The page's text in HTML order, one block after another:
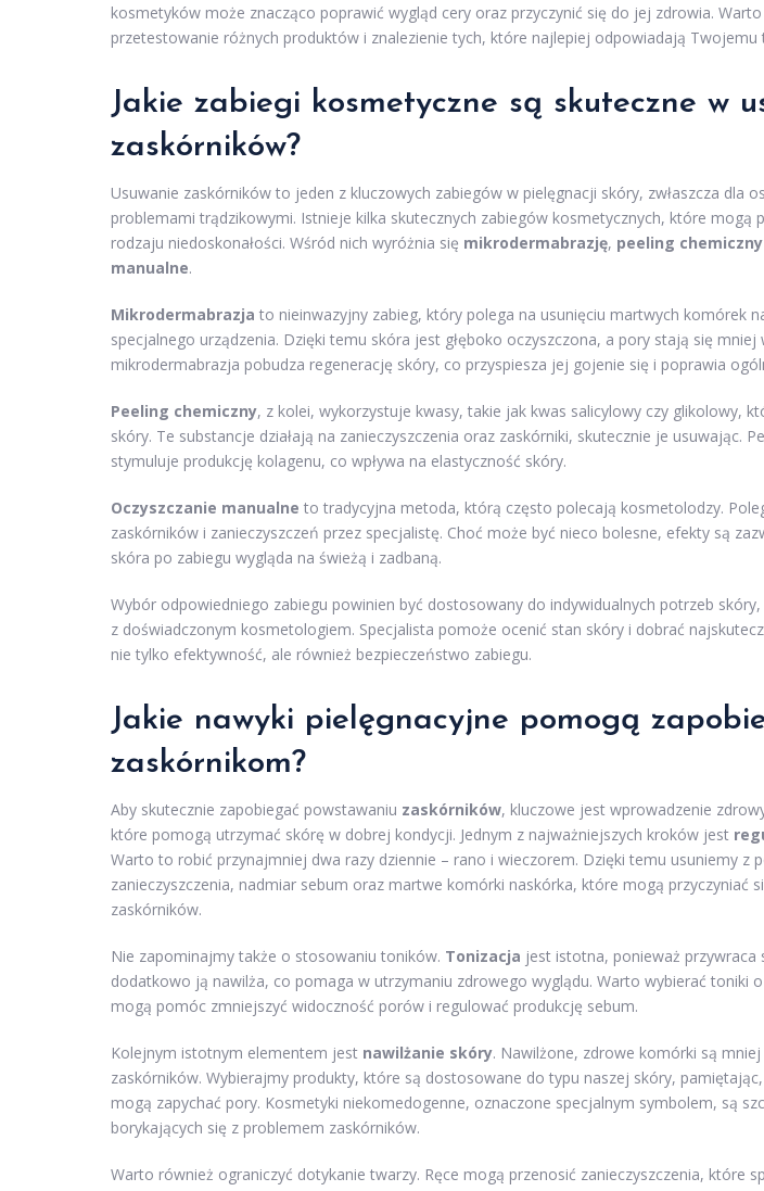
kosmetyków może znacząco poprawić wygląd cery oraz przyczynić się do jej zdrowia.
przetestowanie różnych produktów i znalezienie tych, które najlepiej odpowiadają Twojemu
Jakie zabiegi kosmetyczne są skuteczne w
zaskórników?
Usuwanie zaskórników to jeden z kluczowych zabiegów w pielęgnacji skóry, zwłaszcza dla
problemami trądzikowymi. Istnieje kilka skutecznych zabiegów kosmetycznych, które mogą
rodzaju niedoskonałości. Wśród nich wyróżnia się mikrodermabrazję, peeling chemiczny
manualne.
Mikrodermabrazja to nieinwazyjny zabieg, który polega na usunięciu martwych komórek
specjalnego urządzenia. Dzięki temu skóra jest głęboko oczyszczona, a pory stają się
mikrodermabrazja pobudza regenerację skóry, co przyspiesza jej gojenie się i poprawia
Peeling chemiczny, z kolei, wykorzystuje kwasy, takie jak kwas salicylowy czy glikolowy,
skóry. Te substancje działają na zanieczyszczenia oraz zaskórniki, skutecznie je usuwając.
stymuluje produkcję kolagenu, co wpływa na elastyczność skóry.
Oczyszczanie manualne to tradycyjna metoda, którą często polecają kosmetolodzy.
zaskórników i zanieczyszczeń przez specjalistę. Choć może być nieco bolesne, efekty są
skóra po zabiegu wygląda na świeżą i zadbaną.
Wybór odpowiedniego zabiegu powinien być dostosowany do indywidualnych potrzeb
z doświadczonym kosmetologiem. Specjalista pomoże ocenić stan skóry i dobrać
nie tylko efektywność, ale również bezpieczeństwo zabiegu.
Jakie nawyki pielęgnacyjne pomogą
zaskórnikom?
Aby skutecznie zapobiegać powstawaniu zaskórników, kluczowe jest wprowadzenie
które pomogą utrzymać skórę w dobrej kondycji. Jednym z najważniejszych kroków jest
Warto to robić przynajmniej dwa razy dziennie – rano i wieczorem. Dzięki temu usuniemy z
zanieczyszczenia, nadmiar sebum oraz martwe komórki naskórka, które mogą przyczyniać
zaskórników.
Nie zapominajmy także o stosowaniu toników. Tonizacja jest istotna, ponieważ
dodatkowo ją nawilża, co pomaga w utrzymaniu zdrowego wyglądu. Warto wybierać toniki
mogą pomóc zmniejszyć widoczność porów i regulować produkcję sebum.
Kolejnym istotnym elementem jest nawilżanie skóry. Nawilżone, zdrowe komórki są
zaskórników. Wybierajmy produkty, które są dostosowane do typu naszej skóry,
mogą zapychać pory. Kosmetyki niekomedogenne, oznaczone specjalnym symbolem, są
borykających się z problemem zaskórników.
Warto również ograniczyć dotykanie twarzy. Ręce mogą przenosić zanieczyszczenia, które